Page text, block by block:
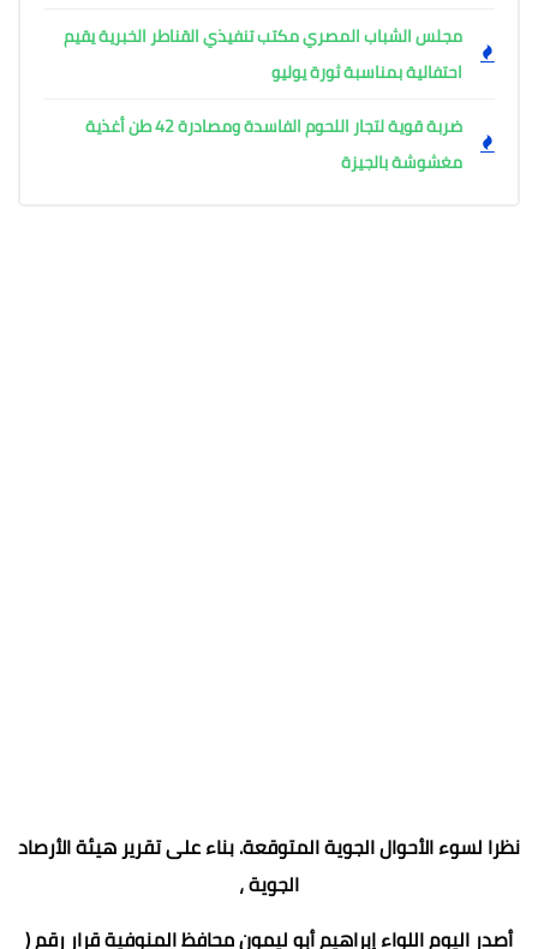
مجلس الشباب المصري مكتب تنفيذي القناطر الخبرية يقيم
احتفالية بمناسبة ثورة يوليو
ضربة قوية لتجار اللحوم الفاسدة ومصادرة 42 طن أغذية
مغشوشة بالجيزة
نظرا لسوء الأحوال الجوية المتوقعة. بناء على تقرير هيئة الأرصاد
الجوية ،
أصدر اليوم اللواء إبراهيم أبو ليمون محافظ المنوفية قرار رقم (